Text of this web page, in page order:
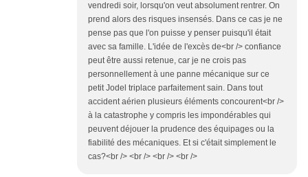
vendredi soir, lorsqu'on veut absolument rentrer. On
prend alors des risques insensés. Dans ce cas je ne
pense pas que l'on puisse y penser puisqu'il était
avec sa famille. L'idée de l'excès de<br /> confiance
peut être aussi retenue, car je ne crois pas
personnellement à une panne mécanique sur ce
petit Jodel triplace parfaitement sain. Dans tout
accident aérien plusieurs éléments concourent<br />
à la catastrophe y compris les impondérables qui
peuvent déjouer la prudence des équipages ou la
fiabilité des mécaniques. Et si c'était simplement le
cas?<br /> <br /> <br /> <br />